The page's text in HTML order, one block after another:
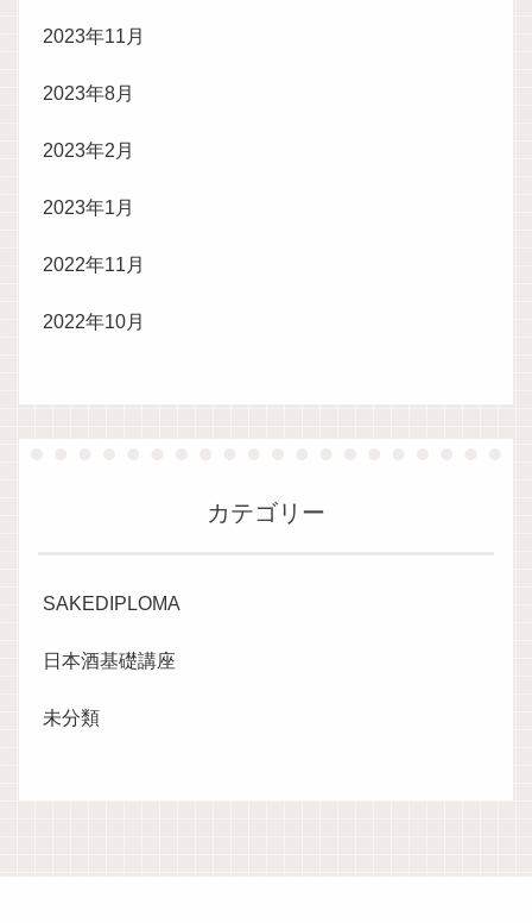
2023年11月
2023年8月
2023年2月
2023年1月
2022年11月
2022年10月
カテゴリー
SAKEDIPLOMA
日本酒基礎講座
未分類